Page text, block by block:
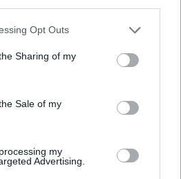
Opt Outs
Sharing of my
Sale of my
my
Advertising.
a Marano Vicentino con Maria